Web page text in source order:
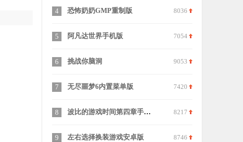
14 房间的秘密3女团回归夜游戏 8026
15 兰德里纳河的孩子黑客模组 9932
16 消失的妈妈 7137
17 宠物王国外传单机版 7128
18 无尽噩梦5怨灵咒国际服 6855
19 疯狂小镇游戏 8949